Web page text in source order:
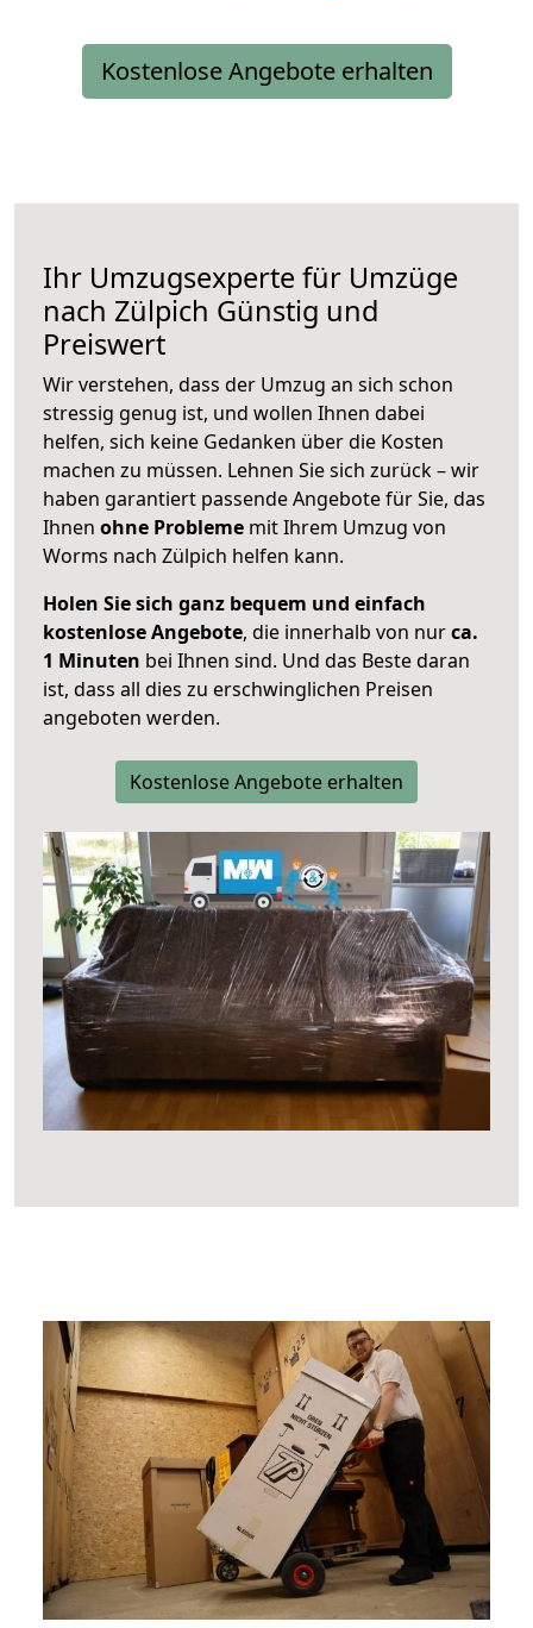
Kostenlose Angebote erhalten
Ihr Umzugsexperte für Umzüge
nach Zülpich Günstig und
Preiswert
Wir verstehen, dass der Umzug an sich schon
stressig genug ist, und wollen Ihnen dabei
helfen, sich keine Gedanken über die Kosten
machen zu müssen. Lehnen Sie sich zurück – wir
haben garantiert passende Angebote für Sie, das
Ihnen ohne Probleme mit Ihrem Umzug von
Worms nach Zülpich helfen kann.
Holen Sie sich ganz bequem und einfach
kostenlose Angebote, die innerhalb von nurca.
1 Minuten bei Ihnen sind. Und das Beste daran
ist, dass all dies zu erschwinglichen Preisen
angeboten werden.
Kostenlose Angebote erhalten